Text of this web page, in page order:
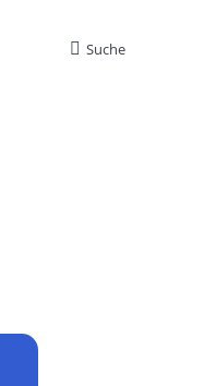
Search:
Suche